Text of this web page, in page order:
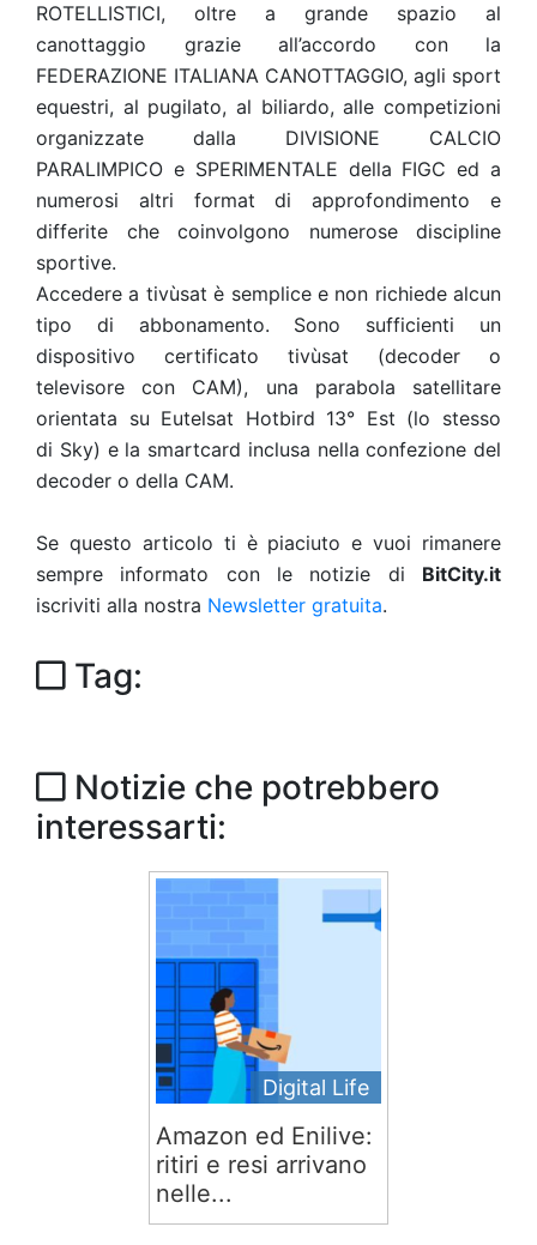
ROTELLISTICI, oltre a grande spazio al
canottaggio grazie all’accordo con la
FEDERAZIONE ITALIANA CANOTTAGGIO, agli sport
equestri, al pugilato, al biliardo, alle competizioni
organizzate dalla DIVISIONE CALCIO
PARALIMPICO e SPERIMENTALE della FIGC ed a
numerosi altri format di approfondimento e
differite che coinvolgono numerose discipline
sportive.
Accedere a tivùsat è semplice e non richiede alcun
tipo di abbonamento. Sono sufficienti un
dispositivo certificato tivùsat (decoder o
televisore con CAM), una parabola satellitare
orientata su Eutelsat Hotbird 13° Est (lo stesso
di Sky) e la smartcard inclusa nella confezione del
decoder o della CAM.
Se questo articolo ti è piaciuto e vuoi rimanere
sempre informato con le notizie di BitCity.it
iscriviti alla nostra Newsletter gratuita.
Tag:
Notizie che potrebbero
interessarti:
Digital Life
Amazon ed Enilive:
ritiri e resi arrivano
nelle...